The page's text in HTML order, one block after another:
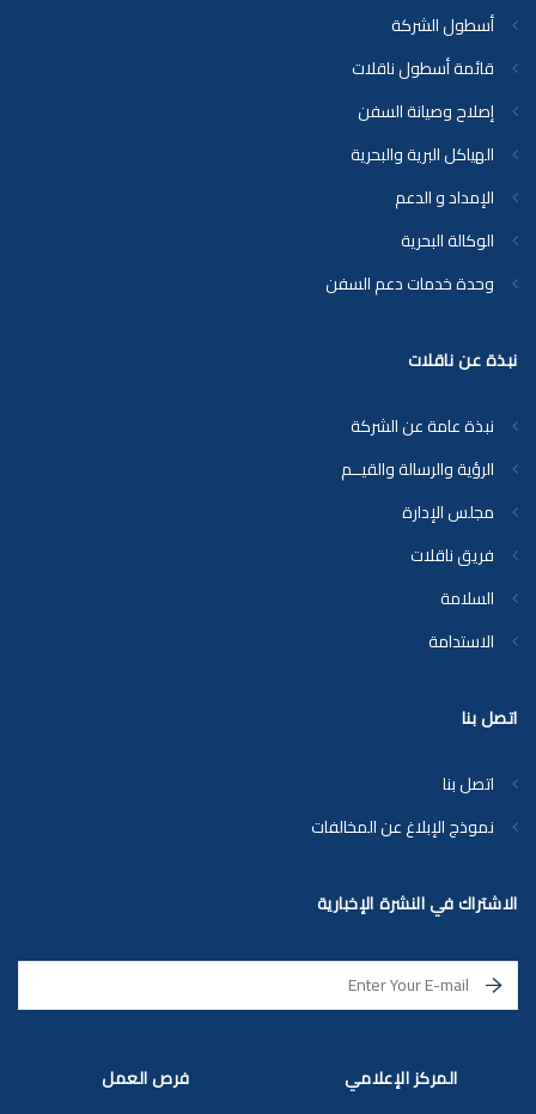
اتصل بنا
اتصل بنا
نموذج الإبلاغ عن المخالفات
الاشتراك في النشرة الإخبارية
فرص العمل المركز الإعلامي
أسطول الشركة
قائمة أسطول ناقلات
إصلاح وصيانة السفن
الهياكل البرية والبحرية
الإمداد و الدعم
الوكالة البحرية
وحدة خدمات دعم السفن
نبذة عن ناقلات
نبذة عامة عن الشركة
الرؤية والرسالة والقيــم
مجلس الإدارة
فريق ناقلات
السلامة
الاستدامة